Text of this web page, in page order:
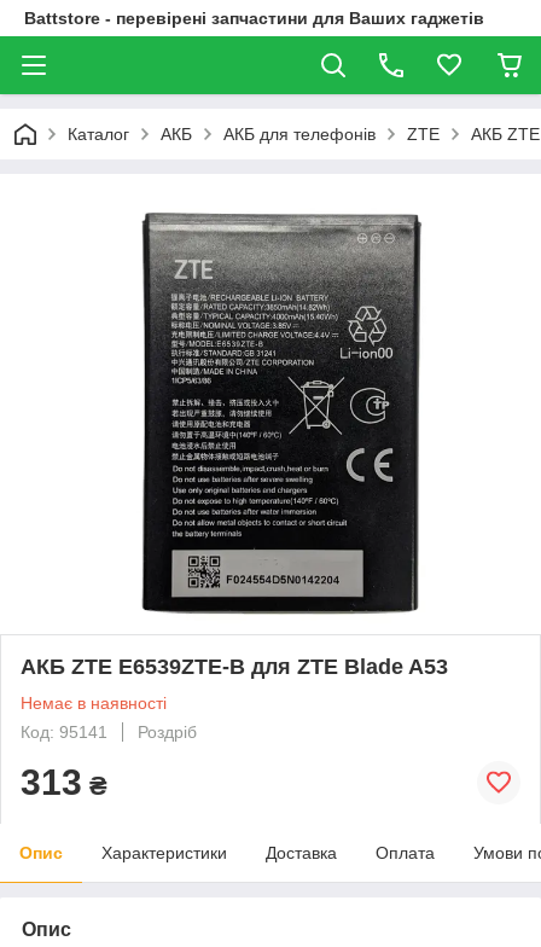
Battstore - перевірені запчастини для Ваших гаджетів
Каталог АКБ АКБ для телефонів ZTE АКБ
АКБ ZTE E6539ZTE-B для ZTE Blade A53
Немає в наявності
Код: 95141
Роздріб
313 ₴
Опис Характеристики Доставка Оплата Умови
Опис